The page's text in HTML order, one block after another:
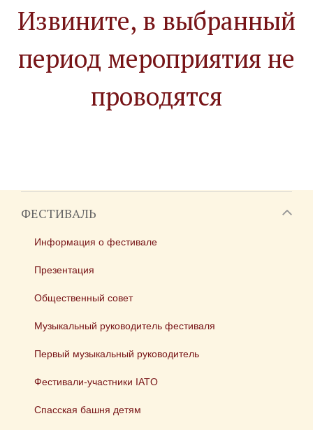
Извините, в выбранный
период мероприятия не
проводятся
ФЕСТИВАЛЬ
Информация о фестивале
Презентация
Общественный совет
Музыкальный руководитель фестиваля
Первый музыкальный руководитель
Фестивали-участники IATO
Спасская башня детям